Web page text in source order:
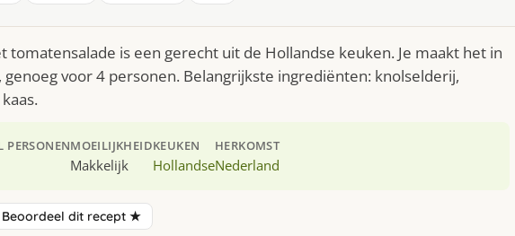
tomatensalade is een gerecht uit de Hollandse keuken. Je maakt het in
voor 4 personen. Belangrijkste ingrediënten: knolselderij,
PERSONENMOEILIJKHEID
Makkelijk
KEUKEN
Hollandse
HERKOMST
Nederland
Beoordeel dit recept ★